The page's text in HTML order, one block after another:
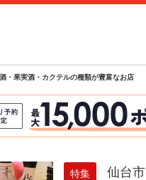
・果実酒・カクテルの種類が豊富なお店
特集 仙台市